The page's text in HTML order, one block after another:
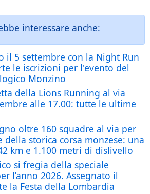
interessare anche:
il 5 settembre con la Night Run
le iscrizioni per l'evento del
Monzino
della Lions Running al via
alle 17.00: tutte le ultime
oltre 160 squadre al via per
della storica corsa monzese: una
km e 1.100 metri di dislivello
si fregia della speciale
l’anno 2026. Assegnato il
la Festa della Lombardia